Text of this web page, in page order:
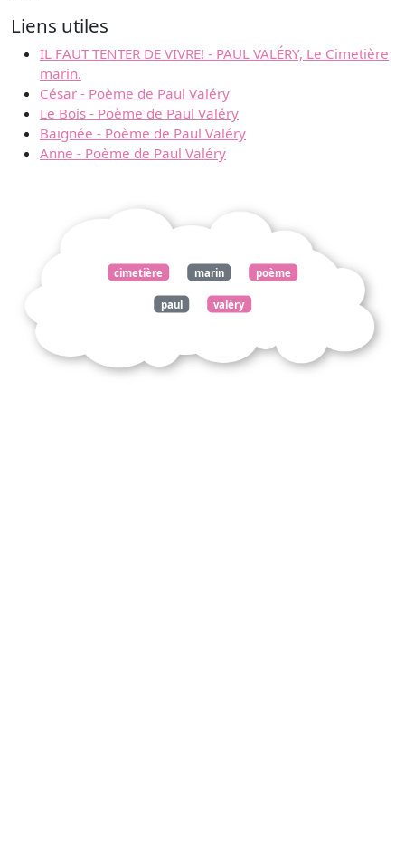
Liens utiles
IL FAUT TENTER DE VIVRE! - PAUL VALÉRY, Le Cimetière
marin.
César - Poème de Paul Valéry
Le Bois - Poème de Paul Valéry
Baignée - Poème de Paul Valéry
Anne - Poème de Paul Valéry
cimetière marin poème
paul valéry